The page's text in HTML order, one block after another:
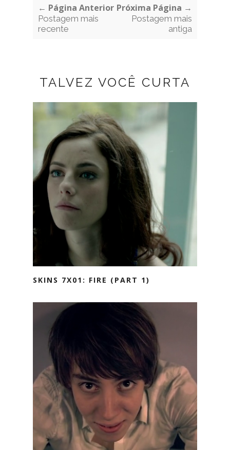
← Página Anterior
Postagem mais
recente
Próxima Página →
Postagem mais
antiga
TALVEZ VOCÊ CURTA
SKINS 7X01: FIRE (PART 1)